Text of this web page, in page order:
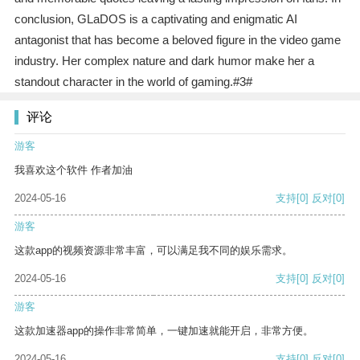
conclusion, GLaDOS is a captivating and enigmatic AI
antagonist that has become a beloved figure in the video game
industry. Her complex nature and dark humor make her a
standout character in the world of gaming.#3#
评论
游客
我喜欢这个软件 作者加油
2024-05-16 支持[0] 反对[0]
游客
这款app的视频资源非常丰富，可以满足我不同的娱乐需求。
2024-05-16 支持[0] 反对[0]
游客
这款加速器app的操作非常简单，一键加速就能开启，非常方便。